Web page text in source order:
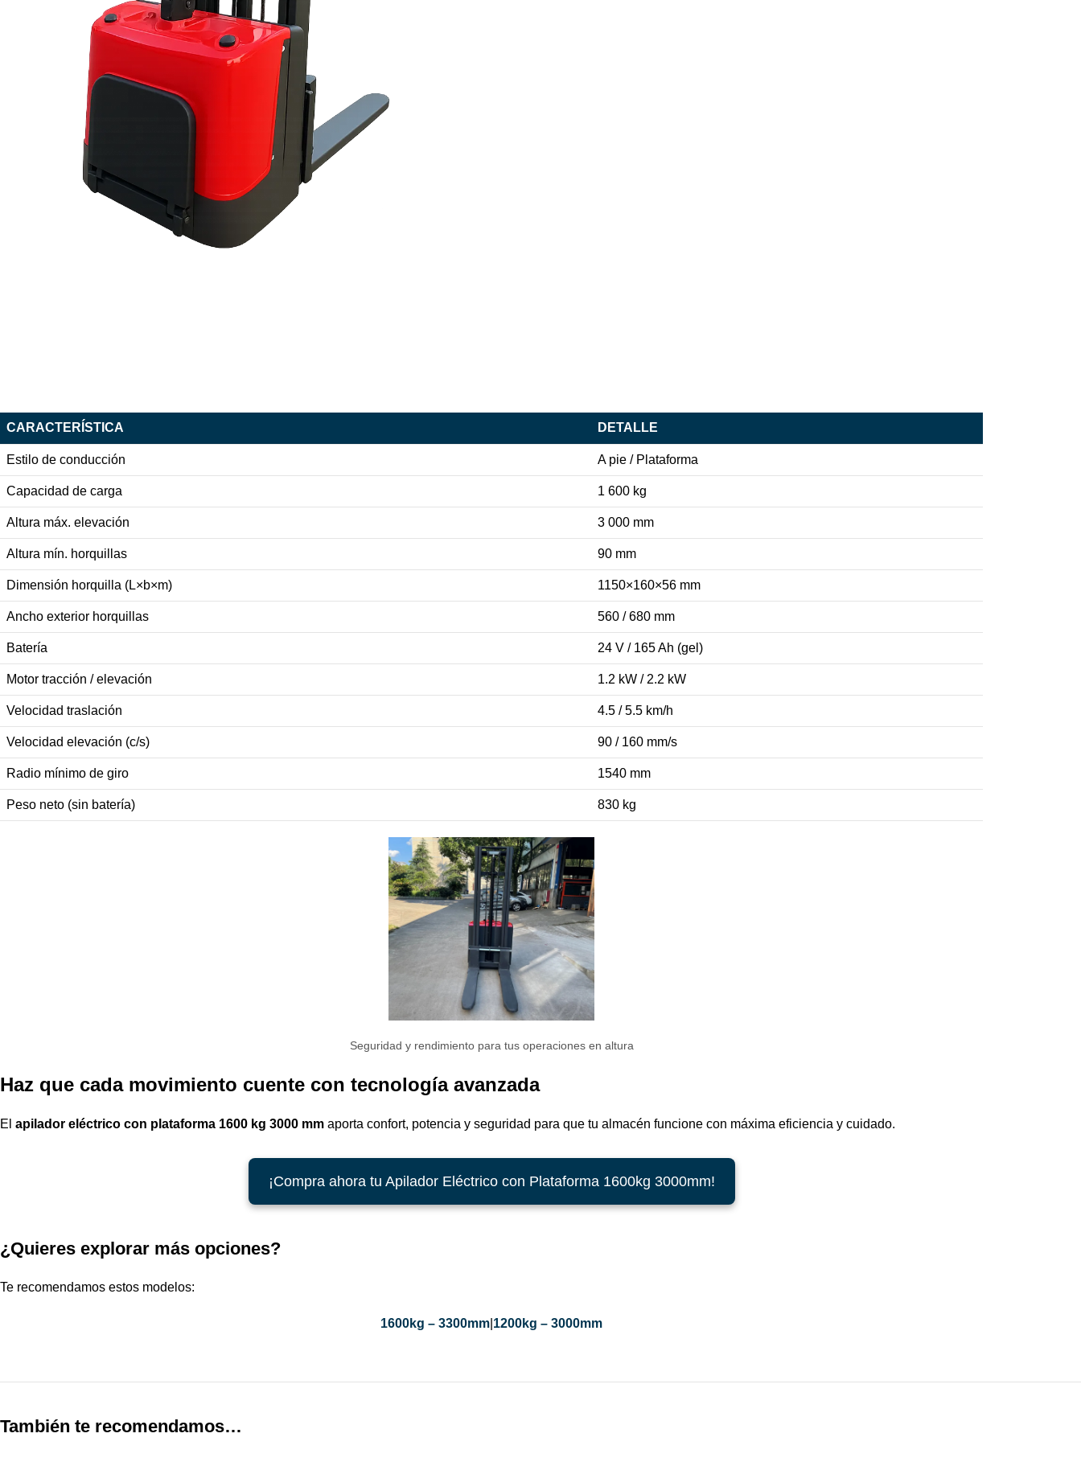
CARACTERÍSTICA DETALLE
Estilo de conducción A pie / Plataforma
Capacidad de carga 1 600 kg
Altura máx. elevación 3 000 mm
Altura mín. horquillas 90 mm
Dimensión horquilla (L×b×m) 1150×160×56 mm
Ancho exterior horquillas 560 / 680 mm
Batería 24 V / 165 Ah (gel)
Motor tracción / elevación 1.2 kW / 2.2 kW
Velocidad traslación 4.5 / 5.5 km/h
Velocidad elevación (c/s) 90 / 160 mm/s
Radio mínimo de giro 1540 mm
Peso neto (sin batería) 830 kg
Seguridad y rendimiento para tus operaciones en altura
Haz que cada movimiento cuente con tecnología avanzada
El apilador eléctrico con plataforma 1600 kg 3000 mm aporta confort, potencia y seguridad para que tu almacén funcione con máxima eficiencia y cuidado.
¡Compra ahora tu Apilador Eléctrico con Plataforma 1600kg 3000mm!
¿Quieres explorar más opciones?
Te recomendamos estos modelos:
1600kg – 3300mm 1200kg – 3000mm
También te recomendamos…